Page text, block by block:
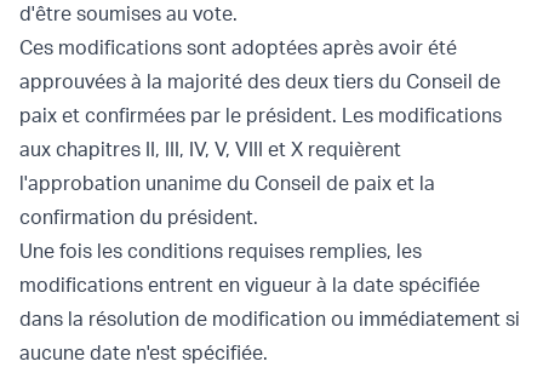
d'être soumises au vote.
Ces modifications sont adoptées après avoir été
approuvées à la majorité des deux tiers du Conseil de
paix et confirmées par le président. Les modifications
aux chapitres II, III, IV, V, VIII et X requièrent
l'approbation unanime du Conseil de paix et la
confirmation du président.
Une fois les conditions requises remplies, les
modifications entrent en vigueur à la date spécifiée
dans la résolution de modification ou immédiatement si
aucune date n'est spécifiée.